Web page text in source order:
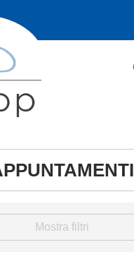
Mostra filtri